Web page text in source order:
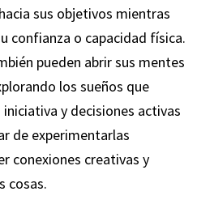
sus objetivos mientras
confianza o capacidad física.
pueden abrir sus mentes
los sueños que
y decisiones activas
de experimentarlas
conexiones creativas y
cosas.